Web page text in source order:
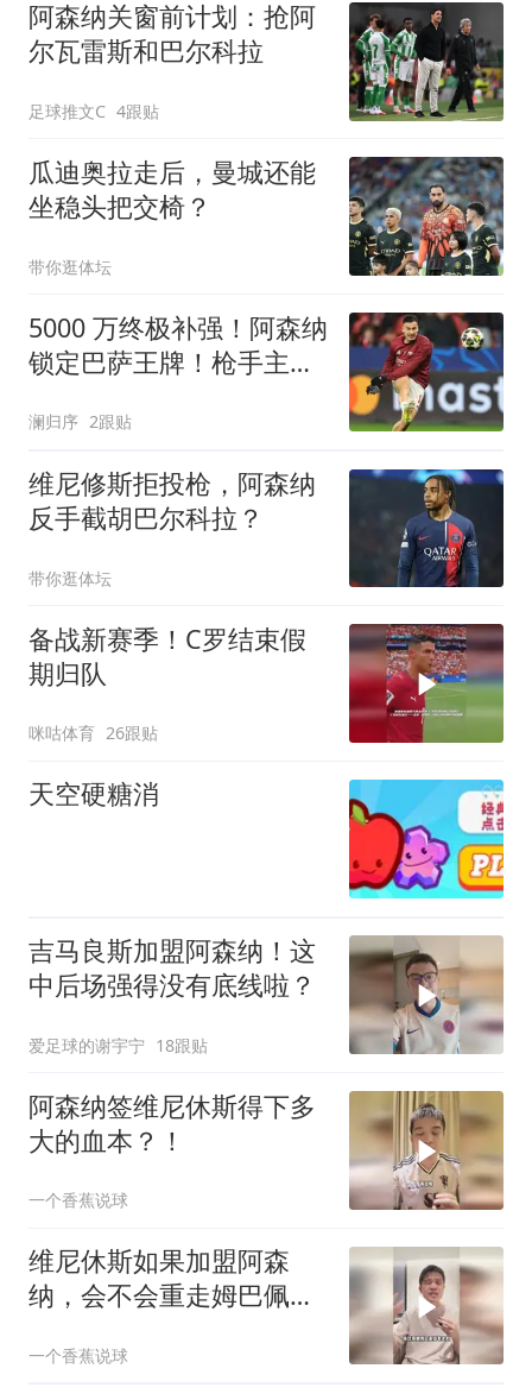
阿森纳关窗前计划：抢阿
尔瓦雷斯和巴尔科拉
足球推文C 4跟贴
瓜迪奥拉走后，曼城还能
坐稳头把交椅？
带你逛体坛
5000 万终极补强！阿森纳
锁定巴萨王牌！枪手主力
澜归序 2跟贴
维尼修斯拒投枪，阿森纳
反手截胡巴尔科拉？
带你逛体坛
备战新赛季！C罗结束假
期归队
咪咕体育 26跟贴
天空硬糖消
吉马良斯加盟阿森纳！这
中后场强得没有底线啦？
爱足球的谢宇宁 18跟贴
阿森纳签维尼休斯得下多
大的血本？！
一个香蕉说球
维尼休斯如果加盟阿森
纳，会不会重走姆巴佩的
一个香蕉说球